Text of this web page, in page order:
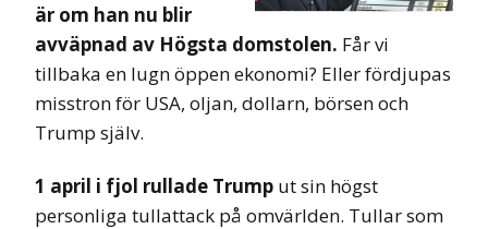
är om han nu blir
avväpnad av Högsta domstolen. Får vi
tillbaka en lugn öppen ekonomi? Eller fördjupas
misstron för USA, oljan, dollarn, börsen och
Trump själv.
1 april i fjol rullade Trump ut sin högst
personliga tullattack på omvärlden. Tullar som